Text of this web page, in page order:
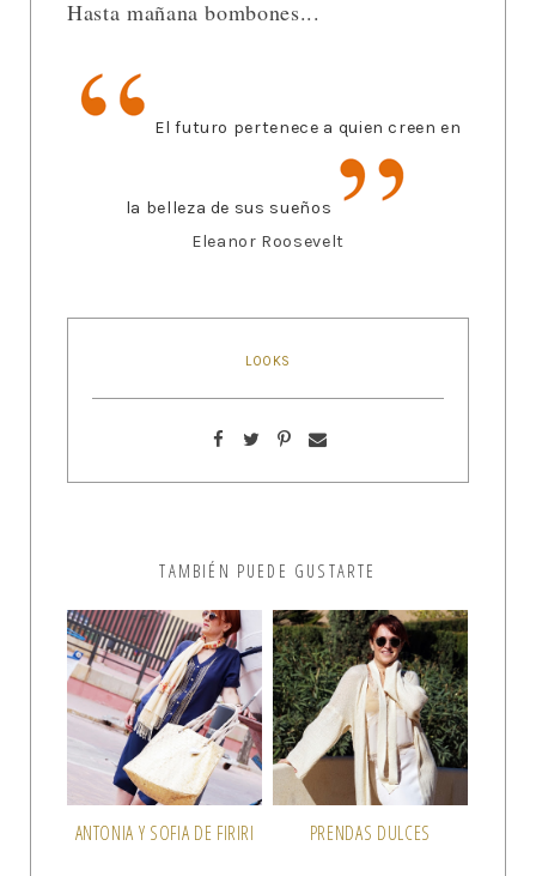
Hasta mañana bombones...
El futuro pertenece a quien creen en
la belleza de sus sueños
Eleanor Roosevelt
LOOKS
TAMBIÉN PUEDE GUSTARTE
ANTONIA Y SOFIA DE FIRIRI PRENDAS DULCES